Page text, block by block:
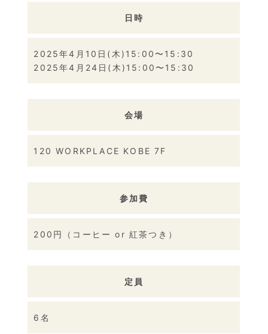
日時
2025年4月10日(木)15:00〜15:30
2025年4月24日(木)15:00〜15:30
会場
120 WORKPLACE KOBE 7F
参加費
200円（コーヒー or 紅茶つき）
定員
6名